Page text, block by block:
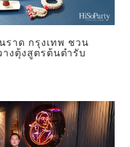
ราด กรุงเทพ ชวน
งตุ้งสูตรต้นตำรับ